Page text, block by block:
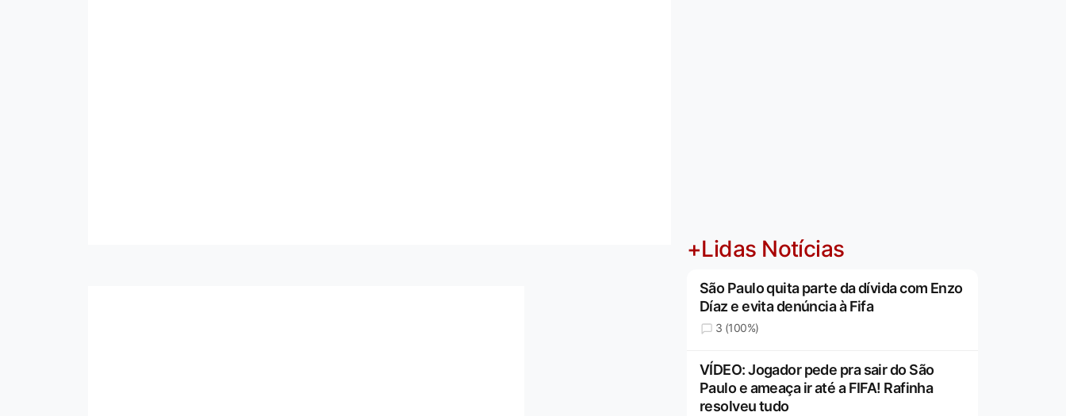
+Lidas Notícias
São Paulo quita parte da dívida com Enzo
Díaz e evita denúncia à Fifa
3 (100%)
VÍDEO: Jogador pede pra sair do São
Paulo e ameaça ir até a FIFA! Rafinha
resolveu tudo